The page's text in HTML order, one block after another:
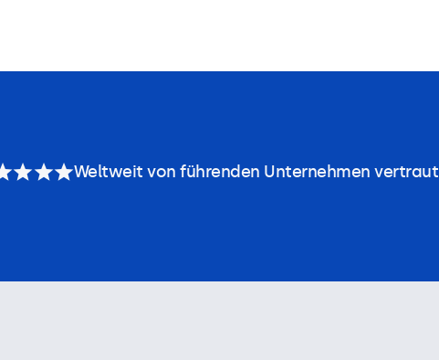
Weltweit von führenden Unternehmen vertraut